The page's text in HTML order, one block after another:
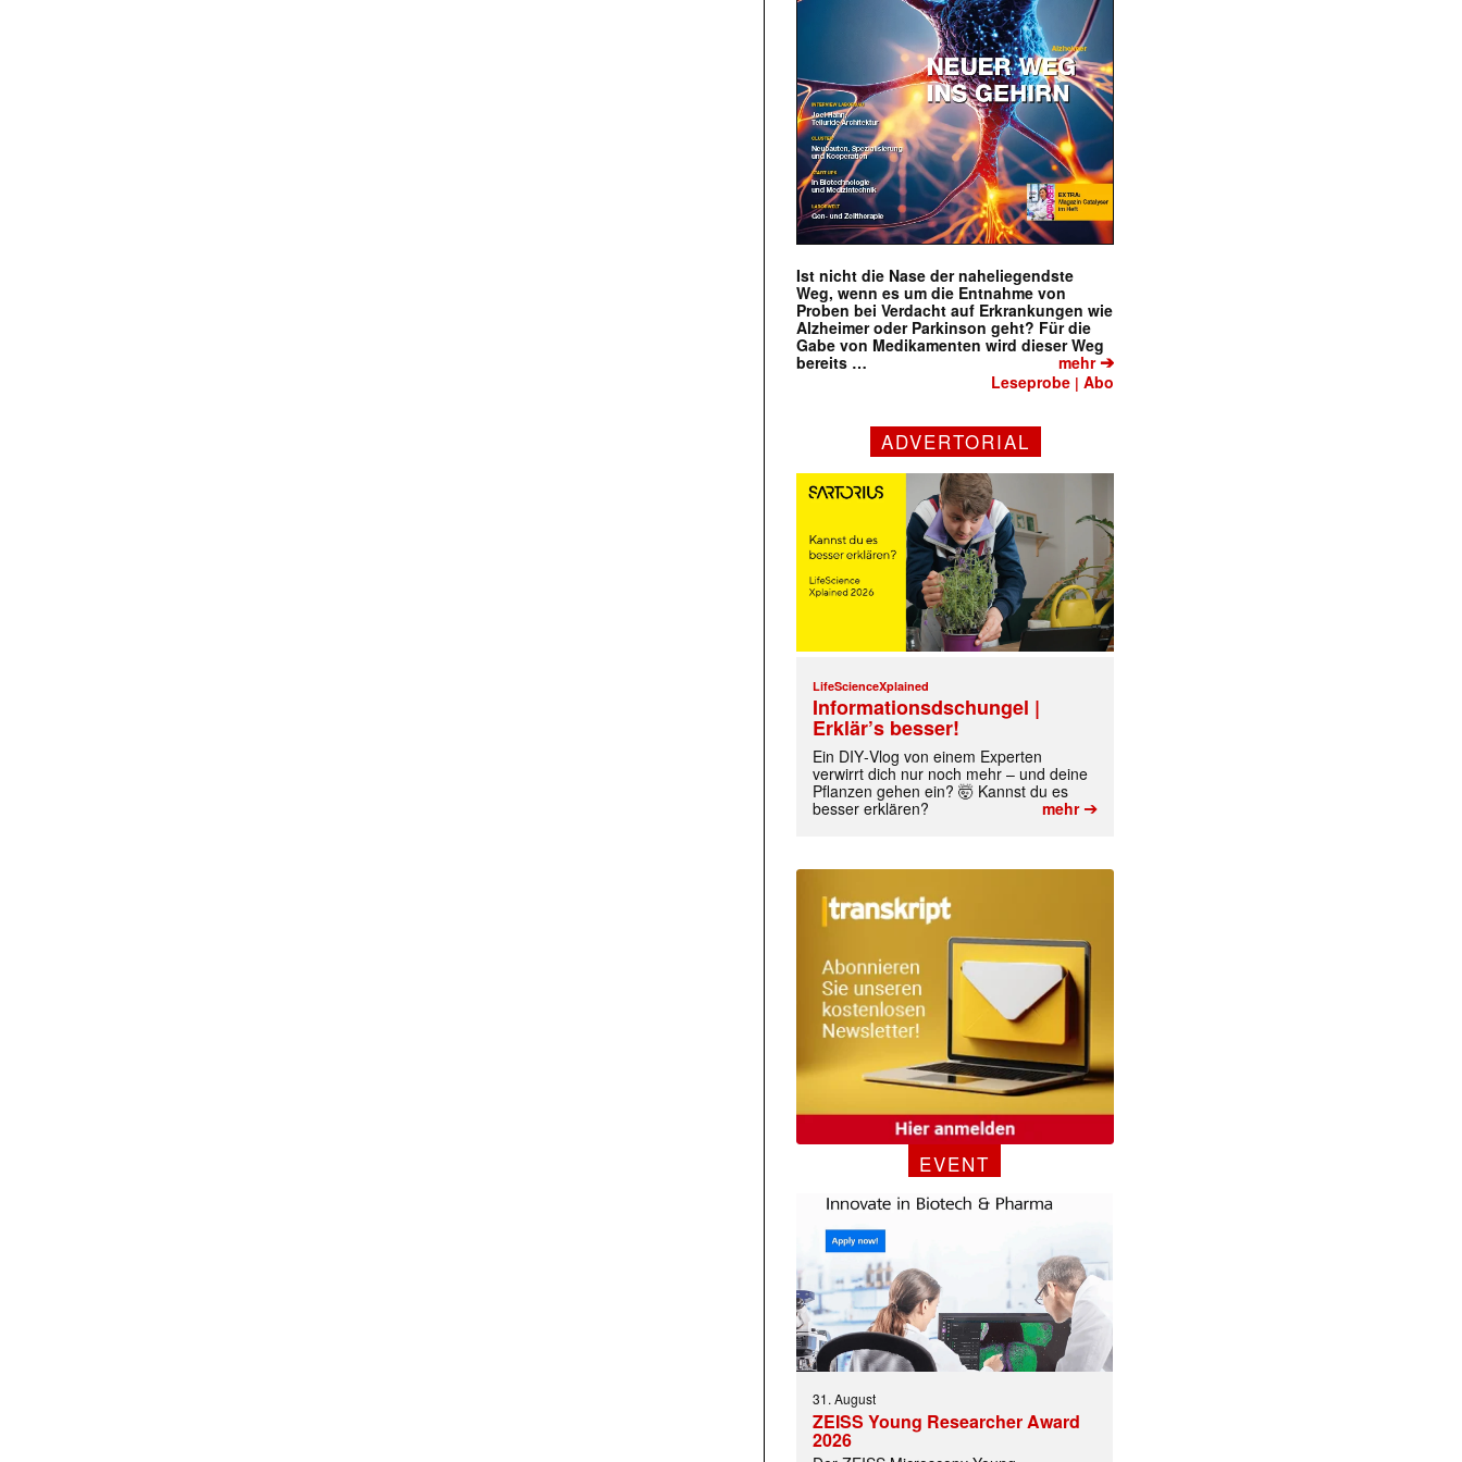
Ist nicht die Nase der naheliegendste
Weg, wenn es um die Entnahme von
Proben bei Verdacht auf Erkrankungen wie
Alzheimer oder Parkinson geht? Für die
Gabe von Medikamenten wird dieser Weg
bereits …
mehr➔
Leseprobe |Abo
ADVERTORIAL
LifeScienceXplained
Informationsdschungel |
Erklär’s besser!
Ein DIY‑Vlog von einem Experten
verwirrt dich nur noch mehr – und deine
Pflanzen gehen ein? 🤯 Kannst du es
besser erklären?
mehr➔
EVENT
31. August
ZEISS Young Researcher Award
2026